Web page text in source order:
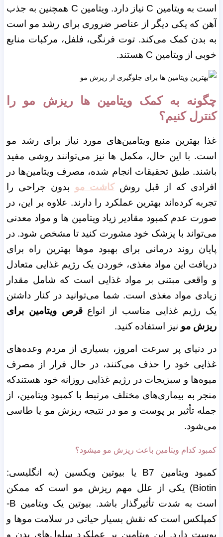
است به ویتامین C نیاز دارد. ویتامین C همچنین به جذب
آهن که یکی دیگر از عناصر ضروری برای رشد مو است
به بدن کمک می‌کند. توت فرنگی، فلفل، مرکبات منابع
خوبی از ویتامین C هستند.
چگونه به کمک ویتامین ها ریزش مو را
کنترل کنیم؟
غذا بهترین منبع ویتامین‌های مورد نیاز برای رشد مو
است. با این حال، مکمل ها نیز می‌توانند روشی مفید
باشند. طبق تحقیقات انجام شده، مصرف ویتامین‌ها در
افرادی که از قبل روشکاشت مو بدون جراحی را
تجربه کرده‌اند بهترین عملکرد را دارند. علاوه بر این، در
صورت عدم کمبود مقادیر زیاد ویتامین ها و مواد معدنی
می‌تواند با پزشک خود مشورت کنید تا مشخص شود. در
پایان روند درمانی برای بهبود موها بهترین راه برای
دریافت این مواد مغذی، خوردن یک رژیم غذایی متعادل
و واقعی مبتنی بر مواد غذایی است که شامل مقدار
زیادی مواد مغذی است. شما می‌توانید در کنار داشتن
یک رژیم غذایی مناسب از انواعقرص ویتامین برای
ریزش مو نیز استفاده کنید.
در دنیای پر سرعت امروز، بسیاری از مردم وعده‌های
غذایی خود را حذف می‌کنند، در حال فرار از مصرف
میوه‌ها و سبزیجات در رژیم غذایی روزانه خود هستندکه
منجر به بیماری‌های مختلف مرتبط با کمبود ویتامین، از
جمله تأثیر بر پوست و مو در نتیجه ریزش مو یا طاسی
می‌شود.
کمبود کدام ویتامین باعث ریزش مو میشود؟
کمبود ویتامین B7 یا بیوتین ویکسین (به انگلیسی:
Biotin) یکی از علل مهم ریزش مو است که ممکن
است به شدت تأثیرگذار باشد. بیوتین یک ویتامین B-
کمپلکس است که نقش بسیار حیاتی در سلامت موها و
پوست دارد. این ویتامین بر عملکرد سلول‌های بدن و